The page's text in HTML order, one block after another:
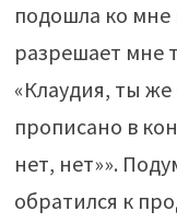
подошла ко мне
разрешает мне
«Клаудия, ты
прописано в
нет, нет»».
обратился к